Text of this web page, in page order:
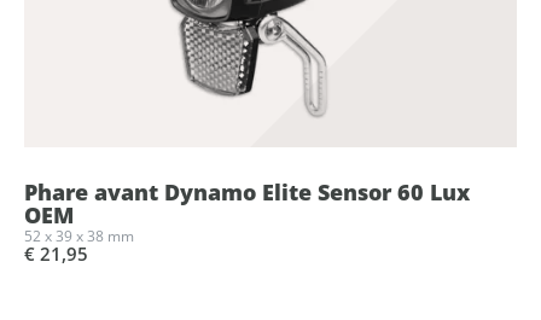
Phare avant Dynamo Elite Sensor 60 Lux
OEM
52 x 39 x 38 mm
€ 21,95